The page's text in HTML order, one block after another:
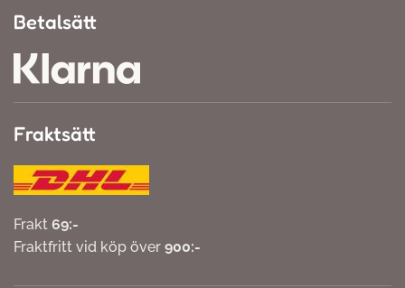
Betalsätt
Fraktsätt
Frakt 69:-
Fraktfritt vid köp över 900:-